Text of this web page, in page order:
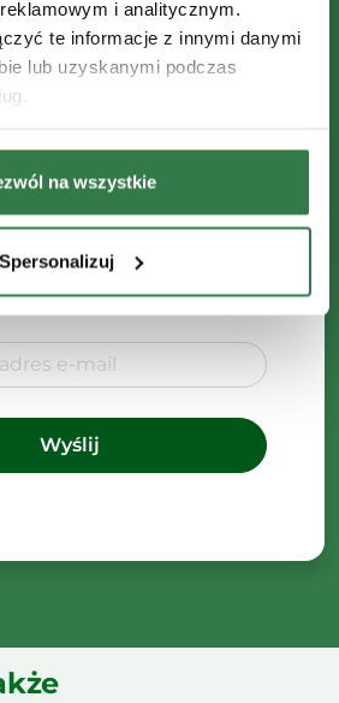
i analitycznym.
te informacje z innymi danymi
lub uzyskanymi podczas
na wszystkie
Spersonalizuj
Twoich danych
Agro Sieć Maszyny Sp. z
Chełmnie, ul.
prawo do dostępu,
usunięcia swoich
w
Polityce